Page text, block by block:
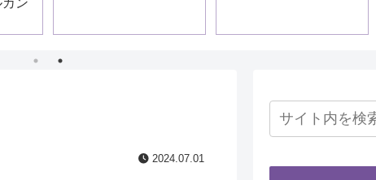
2024.07.01